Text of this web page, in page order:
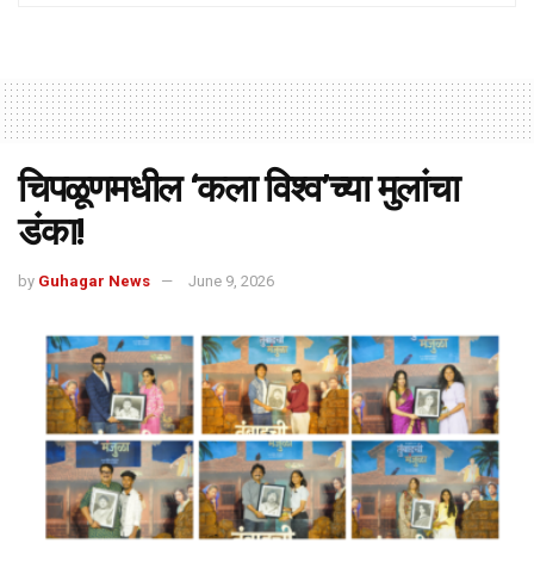
चिपळूणमधील ‘कला विश्व’च्या मुलांचा
डंका!
by Guhagar News June 9, 2026